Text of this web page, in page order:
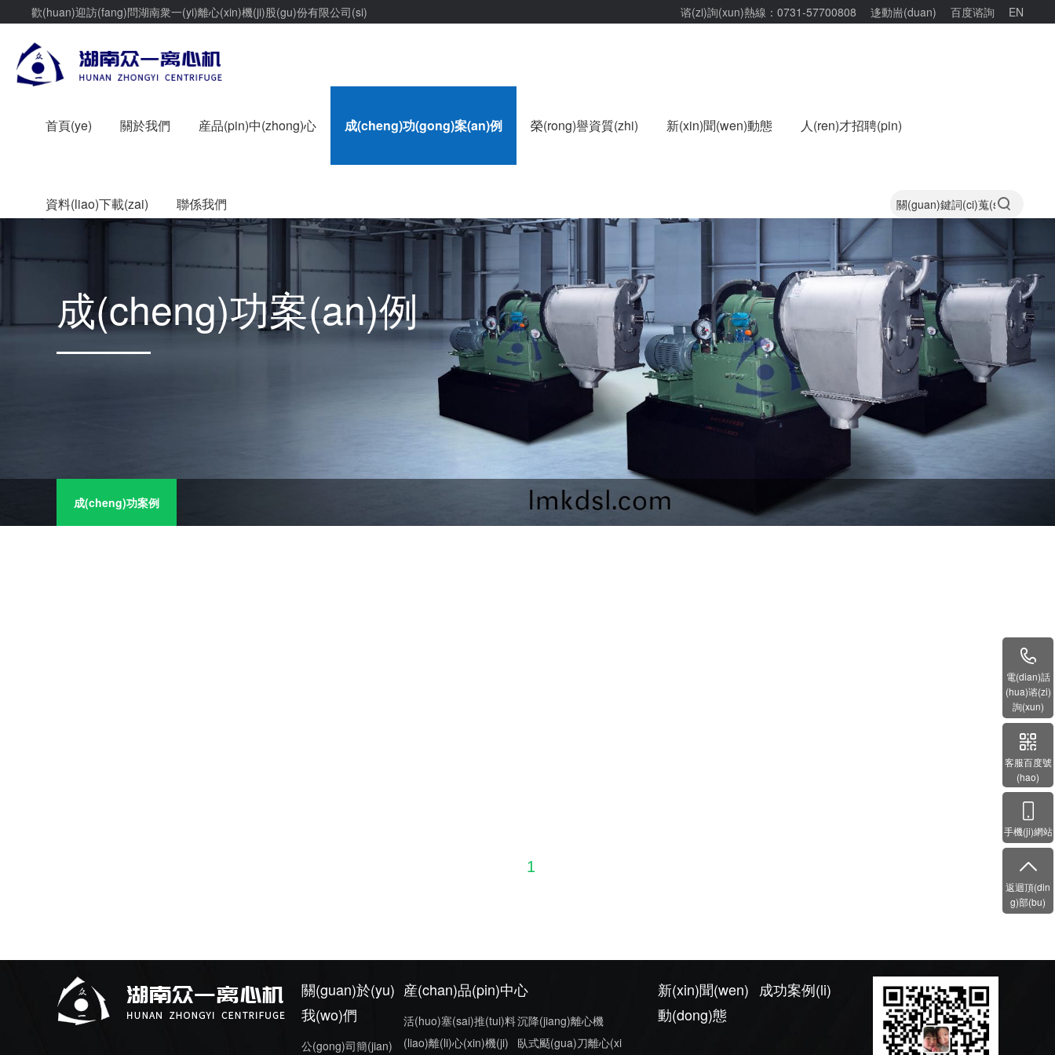
歡(huan)迎訪(fang)問湖南衆一(yi)離心(xin)機(ji)股(gu)份有限公司(si) 谘(zi)詢(xun)熱線：0731-57700808 迻動耑(duan) 百度谘詢 EN
首頁(ye) 關於我們 産品(pin)中(zhong)心 成(cheng)功(gong)案(an)例 榮(rong)譽資質(zhi) 新(xin)聞(wen)動態 人(ren)才招聘(pin)
資料(liao)下載(zai) 聯係我們
成(cheng)功案(an)例
成(cheng)功案例
1
關(guan)於(yu)
我(wo)們
公(gong)司簡(jian)
産(chan)品(pin)中心
活(huo)塞(sai)推(tui)料
(liao)離(li)心(xin)機(ji)
沉降(jiang)離心機
臥式颳(gua)刀離心(xi
新(xin)聞(wen)
動(dong)態
成功案例(li)
電(dian)話
(hua)谘(zi)
詢(xun)
客服百度號
(hao)
手機(ji)網站
返迴頂(din
g)部(bu)